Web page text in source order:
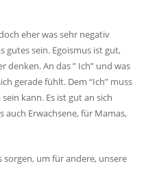
eher was sehr negativ
gutes sein. Egoismus ist gut,
denken. An das ” Ich” und was
gerade fühlt. Dem “Ich” muss
kann. Es ist gut an sich
auch Erwachsene, für Mamas,
um für andere, unsere